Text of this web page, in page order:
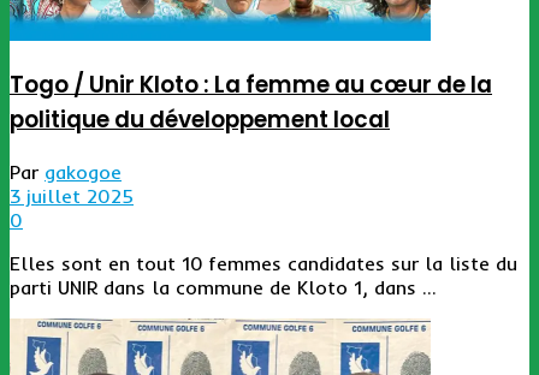
Togo / Unir Kloto : La femme au cœur de la
politique du développement local
Par gakogoe
3 juillet 2025
0
Elles sont en tout 10 femmes candidates sur la liste du
parti UNIR dans la commune de Kloto 1, dans ...